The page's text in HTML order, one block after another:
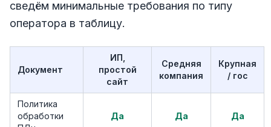
сведём минимальные требования по типу
оператора в таблицу.
Документ
ИП,
простой
сайт
Средняя
компания
Крупная
/ гос
Политика
обработки
Да Да Да